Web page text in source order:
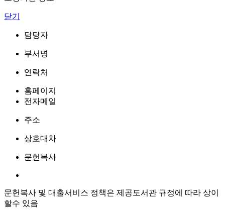
닫기
담당자
부서명
연락처
홈페이지
전자메일
주소
상호대차
문헌복사
문헌복사 및 대출서비스 정책은 제공도서관 규정에 따라 상이
할수 있음